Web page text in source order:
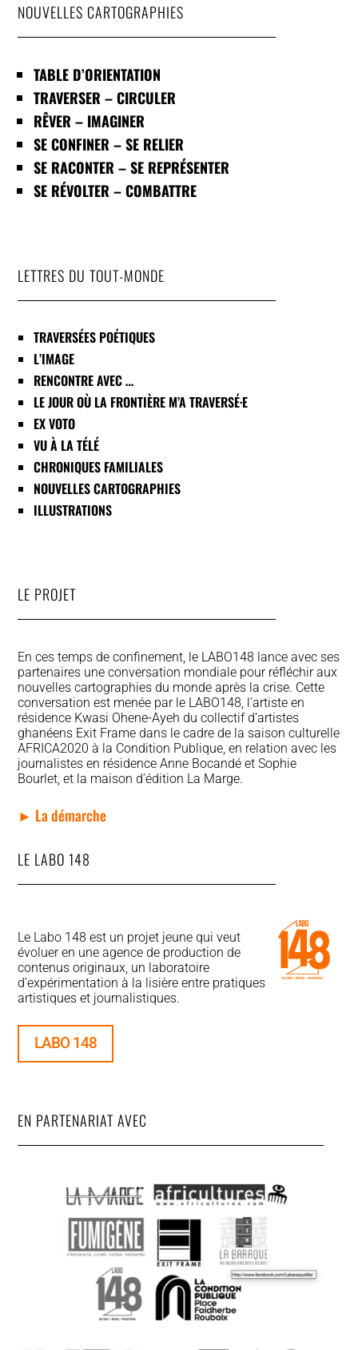
NOUVELLES CARTOGRAPHIES
TABLE D’ORIENTATION
TRAVERSER – CIRCULER
RÊVER – IMAGINER
SE CONFINER – SE RELIER
SE RACONTER – SE REPRÉSENTER
SE RÉVOLTER – COMBATTRE
LETTRES DU TOUT-MONDE
TRAVERSÉES POÉTIQUES
L’IMAGE
RENCONTRE AVEC …
LE JOUR OÙ LA FRONTIÈRE M’A TRAVERSÉ·E
EX VOTO
VU À LA TÉLÉ
CHRONIQUES FAMILIALES
NOUVELLES CARTOGRAPHIES
ILLUSTRATIONS
LE PROJET
En ces temps de confinement, le LABO148 lance avec ses
partenaires une conversation mondiale pour réfléchir aux
nouvelles cartographies du monde après la crise. Cette
conversation est menée par le LABO148, l’artiste en
résidence Kwasi Ohene-Ayeh du collectif d’artistes
ghanéens Exit Frame dans le cadre de la saison culturelle
AFRICA2020 à la Condition Publique, en relation avec les
journalistes en résidence Anne Bocandé et Sophie
Bourlet, et la maison d’édition La Marge.
► La démarche
LE LABO 148
Le Labo 148 est un projet jeune qui veut
évoluer en une agence de production de
contenus originaux, un laboratoire
d’expérimentation à la lisière entre pratiques
artistiques et journalistiques.
LABO 148
EN PARTENARIAT AVEC